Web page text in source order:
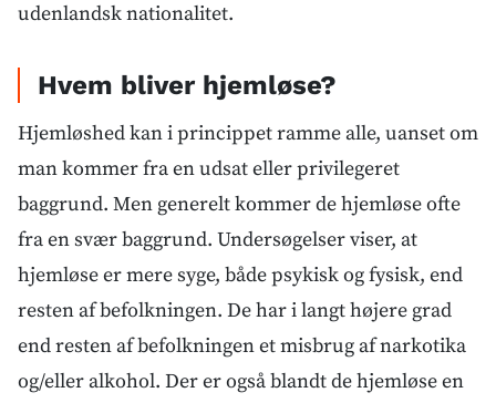
udenlandsk nationalitet.
Hvem bliver hjemløse?
Hjemløshed kan i princippet ramme alle, uanset om
man kommer fra en udsat eller privilegeret
baggrund. Men generelt kommer de hjemløse ofte
fra en svær baggrund. Undersøgelser viser, at
hjemløse er mere syge, både psykisk og fysisk, end
resten af befolkningen. De har i langt højere grad
end resten af befolkningen et misbrug af narkotika
og/eller alkohol. Der er også blandt de hjemløse en